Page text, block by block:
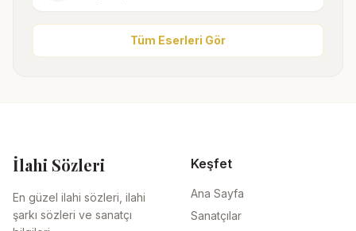
Tüm Eserleri Gör
İlahi Sözleri
En güzel ilahi sözleri, ilahi
şarkı sözleri ve sanatçı
Keşfet
Ana Sayfa
Sanatçılar